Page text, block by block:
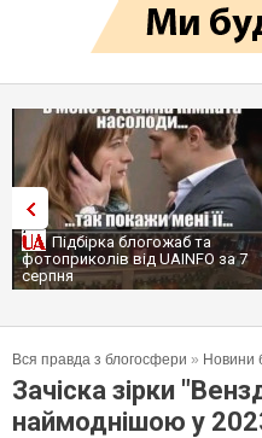
Підбірка блогожаб та
фотоприколів від UAINFO за 7
серпня
Вся правда з блогосфери » Новини
Зачіска зірки
наймоднішою у